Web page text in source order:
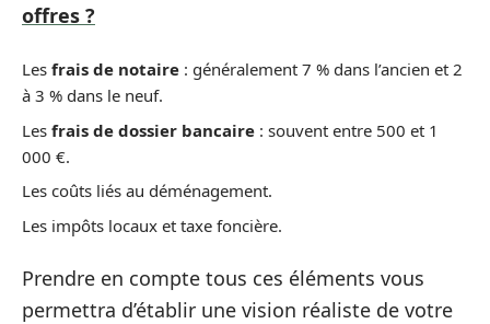
offres ?
Les frais de notaire : généralement 7 % dans l’ancien et 2
à 3 % dans le neuf.
Les frais de dossier bancaire : souvent entre 500 et 1
000 €.
Les coûts liés au déménagement.
Les impôts locaux et taxe foncière.
Prendre en compte tous ces éléments vous
permettra d’établir une vision réaliste de votre